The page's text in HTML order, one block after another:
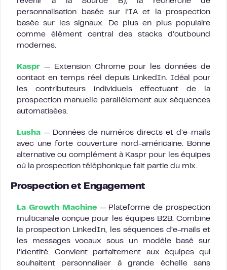
personnalisation basée sur l’IA et la prospection
basée sur les signaux. De plus en plus populaire
comme élément central des stacks d’outbound
modernes.
Kaspr — Extension Chrome pour les données de
contact en temps réel depuis LinkedIn. Idéal pour
les contributeurs individuels effectuant de la
prospection manuelle parallèlement aux séquences
automatisées.
Lusha — Données de numéros directs et d’e-mails
avec une forte couverture nord-américaine. Bonne
alternative ou complément à Kaspr pour les équipes
où la prospection téléphonique fait partie du mix.
Prospection et Engagement
La Growth Machine— Plateforme de prospection
multicanale conçue pour les équipes B2B. Combine
la prospection LinkedIn, les séquences d’e-mails et
les messages vocaux sous un modèle basé sur
l’identité. Convient parfaitement aux équipes qui
souhaitent personnaliser à grande échelle sans